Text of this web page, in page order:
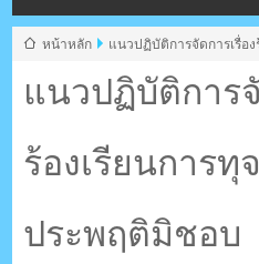
ตรัง
ระบบบริหารจัดการเว็บไซต์ (CMS)
แนวปฏิบัติการ
ร้องเรียนการทุ
ประพฤติมิชอบ
หน้าหลัก แนวปฏิบัติการจัดการเรื่อ